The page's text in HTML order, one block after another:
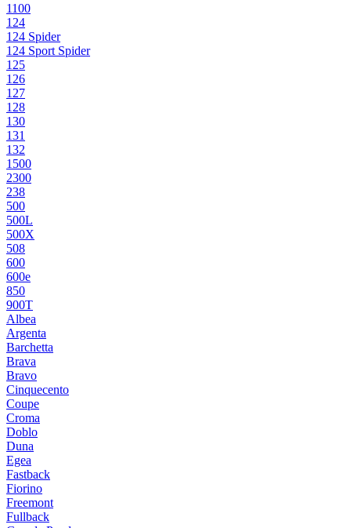
1100
124
124 Spider
124 Sport Spider
125
126
127
128
130
131
132
1500
2300
238
500
500L
500X
508
600
600e
850
900T
Albea
Argenta
Barchetta
Brava
Bravo
Cinquecento
Coupe
Croma
Doblo
Duna
Egea
Fastback
Fiorino
Freemont
Fullback